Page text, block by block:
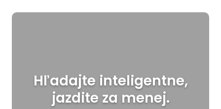
Hľadajte inteligentne,
jazdite za menej.